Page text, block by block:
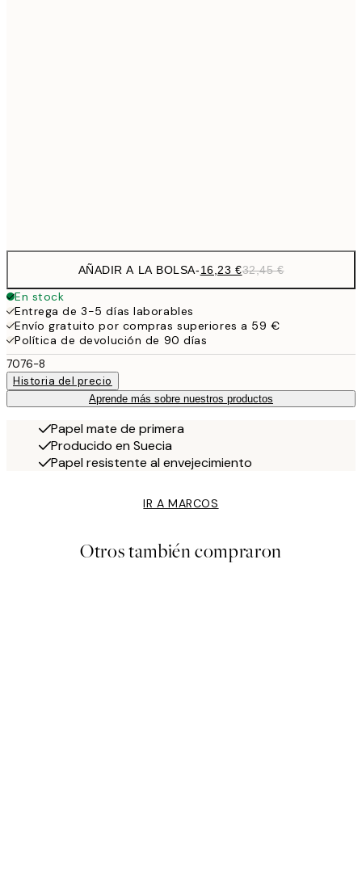
AÑADIR A LA BOLSA-16,23 €32,45 €
En stock
Entrega de 3-5 días laborables
Envío gratuito por compras superiores a 59 €
Política de devolución de 90 días
7076-8
Historia del precio
Aprende más sobre nuestros productos
Papel mate de primera
Producido en Suecia
Papel resistente al envejecimiento
IR A MARCOS
Otros también compraron